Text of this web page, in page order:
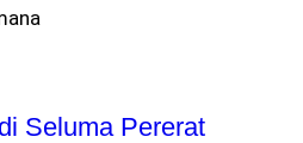
Seluma Pererat